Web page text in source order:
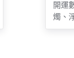
開運
燭、